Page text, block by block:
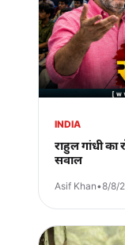
INDIA
राहुल गांधी का
सवाल
Asif Khan•8/8/